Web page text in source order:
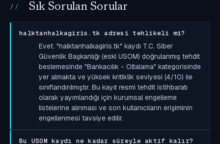
Sık Sorulan Sorular
halktanhalkagiris.tk adresi tehlikeli mi?
Evet. "halktanhalkagiris.tk" kaydı T.C. Siber
Güvenlik Başkanlığı (eski USOM) doğrulanmış tehdit
beslemesinde "Bankacılık - Oltalama" kategorisinde
yer almakta ve yüksek kritiklik seviyesi (4/10) ile
sınıflandırılmıştır. Bu kayıt resmi tehdit istihbaratı
olarak yayımlandığı için kurumsal engelleme
listelerine alınması ve son kullanıcıların erişiminin
engellenmesi tavsiye edilir.
Bu USOM kaydı ne kadar süreyle aktif kalır?